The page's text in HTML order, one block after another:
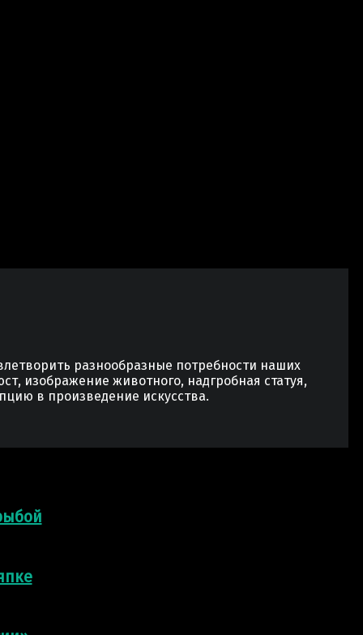
разнообразные потребности наших
изображение животного, надгробная статуя,
в произведение искусства.